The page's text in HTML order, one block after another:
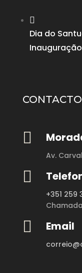

Dia do

Av.

+351 259
 Email